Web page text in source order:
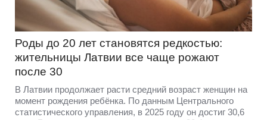
Роды до 20 лет становятся редкостью:
жительницы Латвии все чаще рожают
после 30
В Латвии продолжает расти средний возраст женщин на
момент рождения ребёнка. По данным Центрального
статистического управления, в 2025 году он достиг 30,6